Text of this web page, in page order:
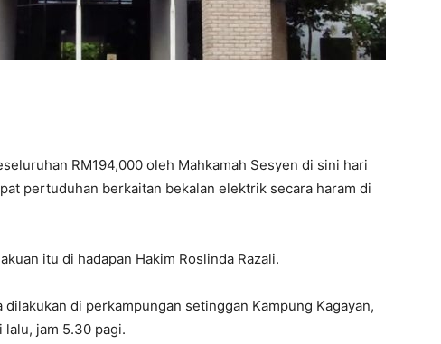
RM194,000 oleh Mahkamah Sesyen di sini hari
pertuduhan berkaitan bekalan elektrik secara haram di
itu di hadapan Hakim Roslinda Razali.
di perkampungan setinggan Kampung Kagayan,
lalu, jam 5.30 pagi.